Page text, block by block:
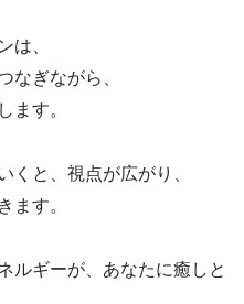
、
ぎながら、
す。
と、視点が広がり、
す。
ルギーが、あなたに癒しと